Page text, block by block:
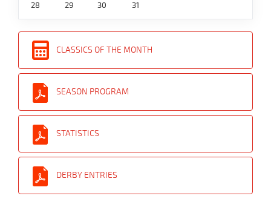
28 29 30 31
CLASSICS OF THE MONTH
SEASON PROGRAM
STATISTICS
DERBY ENTRIES